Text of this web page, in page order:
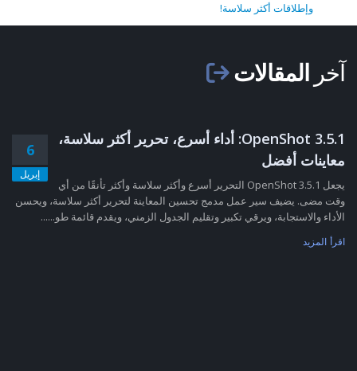
وإطلاقات أكثر سلاسة!
آخر المقالات
6
إبريل
OpenShot 3.5.1: أداء أسرع، تحرير أكثر سلاسة،
معاينات أفضل
يجعل OpenShot 3.5.1 التحرير أسرع وأكثر سلاسة وأكثر تأنقًا من أي
وقت مضى. يضيف سير عمل مدمج تحسين المعاينة لتحرير أكثر سلاسة، ويحسن
الأداء والاستجابة، ويرقي تكبير وتقليم الجدول الزمني، ويقدم قائمة طو......
اقرأ المزيد